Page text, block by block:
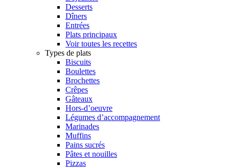
Desserts
Dîners
Entrées
Plats principaux
Voir toutes les recettes
Types de plats
Biscuits
Boulettes
Brochettes
Crêpes
Gâteaux
Hors-d’oeuvre
Légumes d’accompagnement
Marinades
Muffins
Pains sucrés
Pâtes et nouilles
Pizzas